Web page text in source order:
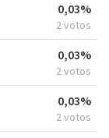
0,03%
2 votos
0,03%
2 votos
0,03%
2 votos